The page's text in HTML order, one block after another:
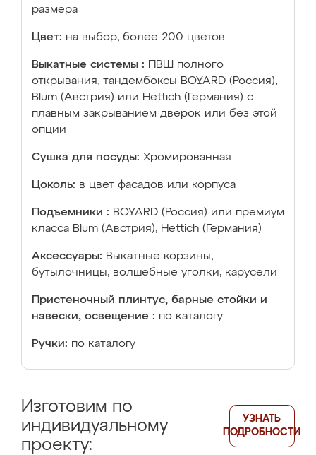
размера
Цвет: на выбор, более 200 цветов
Выкатные системы :
ПВШ полного
открывания, тандембоксы BOYARD (Россия),
Blum (Австрия) или Hettich (Германия) с
плавным закрыванием дверок или без этой
опции
Сушка для посуды: Хромированная
Цоколь: в цвет фасадов или корпуса
Подъемники : BOYARD (Россия) или премиум
класса Blum (Австрия), Hettich (Германия)
Аксессуары: Выкатные корзины,
бутылочницы, волшебные уголки, карусели
Пристеночный плинтус, барные стойки и
навески, освещение : по каталогу
Ручки: по каталогу
Изготовим по
индивидуальному
проекту:
УЗНАТЬ
ПОДРОБНОСТИ